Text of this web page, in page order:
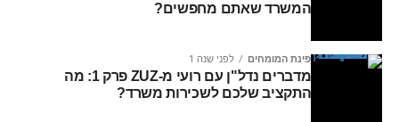
המשרד שאתם מחפשים?
פינת המומחים לפני שנה 1
מדברים נדל"ן עם רועי מ-ZUZ פרק 1: מה
התקציב שלכם לשכירות משרד?